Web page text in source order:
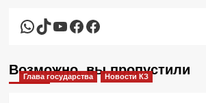
WhatsApp
TikTok
YouTube
Facebook
Facebook
Возможно, вы пропустили
Глава государства Новости КЗ